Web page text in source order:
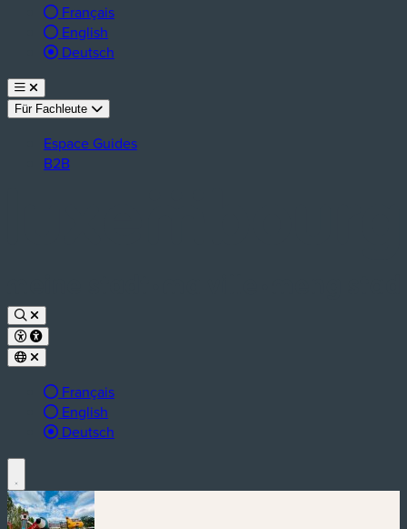
Français
English
aktive Sprache:
Deutsch
Für Fachleute
Espace Guides
B2B
Français
English
aktive Sprache:
Deutsch